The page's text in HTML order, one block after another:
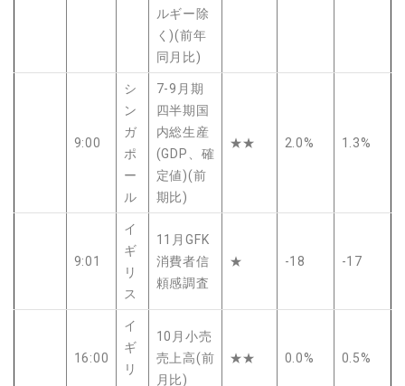
ルギー除
く)(前年
同月比)
9:00
シ
ン
ガ
ポ
ー
ル
7-9月期
四半期国
内総生産
(GDP、確
定値)(前
期比)
★★ 2.0% 1.3%
9:01
イ
ギ
リ
ス
11月GFK
消費者信
頼感調査
★ -18 -17
16:00
イ
ギ
リ
10月小売
売上高(前
月比)
★★ 0.0% 0.5%